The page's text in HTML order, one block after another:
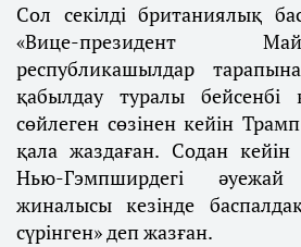
Сол секілді британиялық
«Вице-президент
республикашылдар
қабылдау туралы бейсенбі
сөйлеген сөзінен кейін
қала жаздаған. Содан
Нью-Гэмпширдегі
жиналысы кезінде
сүрінген» деп жазған.